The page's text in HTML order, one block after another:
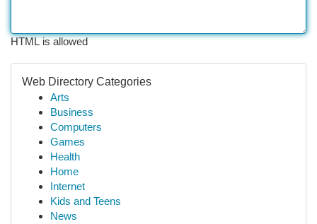
HTML is allowed
Web Directory Categories
Arts
Business
Computers
Games
Health
Home
Internet
Kids and Teens
News